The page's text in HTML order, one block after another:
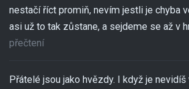
nestačí říct promiň, nevím jestli je chyba
asi už to tak zůstane, a sejdeme se až v
přečtení
Přátelé jsou jako hvězdy. I když je nevidíš